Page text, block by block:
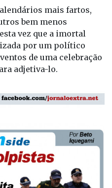
mais fartos,
bem menos
vez que a imortal
por um político
de uma celebração
adjetiva-lo.